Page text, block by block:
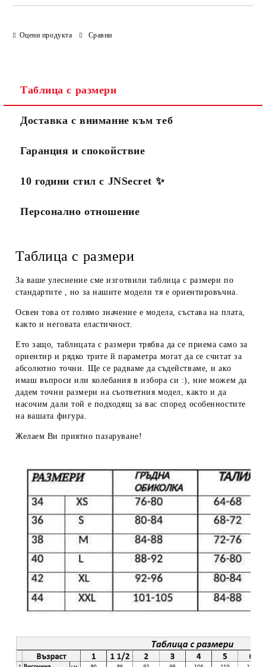
Оцени продукта Сравни
Таблица с размери
Доставка с внимание към теб
Гаранция и спокойствие
10 години стил с JNSecret ✨️
Персонално отношение
Таблица с размери
За ваше улеснение сме изготвили таблица с размери по
стандартите , но за нашите модели тя е ориентировъчна.
Освен това от голямо значение е модела, състава на плата,
както и неговата еластичност.
Ето защо, таблицата с размери трябва да се приема само за
ориентир и рядко трите й параметра могат да се считат за
абсолютно точни. Ще се радваме да съдействаме, и ако
имаш въпроси или колебания в избора си :), ние можем да
дадемточни размери на съответния модел, както и да
насочим дали той е подходящ за вас според особенностите
на вашата фигура.
Желаем Ви приятно пазаруване!